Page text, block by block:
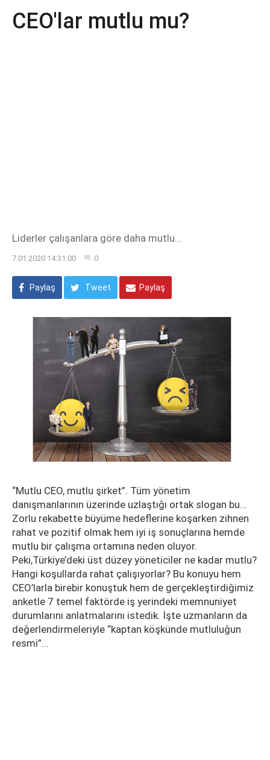
CEO'lar mutlu mu?
Liderler çalışanlara göre daha mutlu...
7.01.2020 14:31:00 0
Paylaş Tweet Paylaş
“Mutlu CEO, mutlu şirket”. Tüm yönetim
danışmanlarının üzerinde uzlaştığı ortak slogan bu…
Zorlu rekabette büyüme hedeflerine koşarken zihnen
rahat ve pozitif olmak hem iyi iş sonuçlarına hemde
mutlu bir çalışma ortamına neden oluyor.
Peki,Türkiye’deki üst düzey yöneticiler ne kadar mutlu?
Hangi koşullarda rahat çalışıyorlar? Bu konuyu hem
CEO’larla birebir konuştuk hem de gerçekleştirdiğimiz
anketle 7 temel faktörde iş yerindeki memnuniyet
durumlarını anlatmalarını istedik. İşte uzmanların da
değerlendirmeleriyle “kaptan köşkünde mutluluğun
resmi”…